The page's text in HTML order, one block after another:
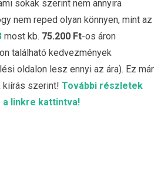
sokak szerint nem annyira
nem reped olyan könnyen, mint az
most kb. 75.200 Ft-os áron
található kedvezmények
oldalon lesz ennyi az ára). Ez már
kiírás szerint! További részletek
linkre kattintva!